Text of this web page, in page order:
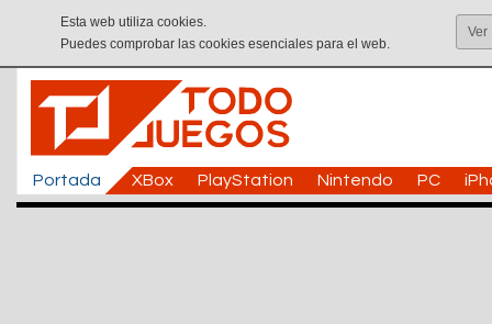
Esta web utiliza cookies.
Puedes comprobar las cookies esenciales para el web.
Ver
Portada XBox PlayStation Nintendo PC